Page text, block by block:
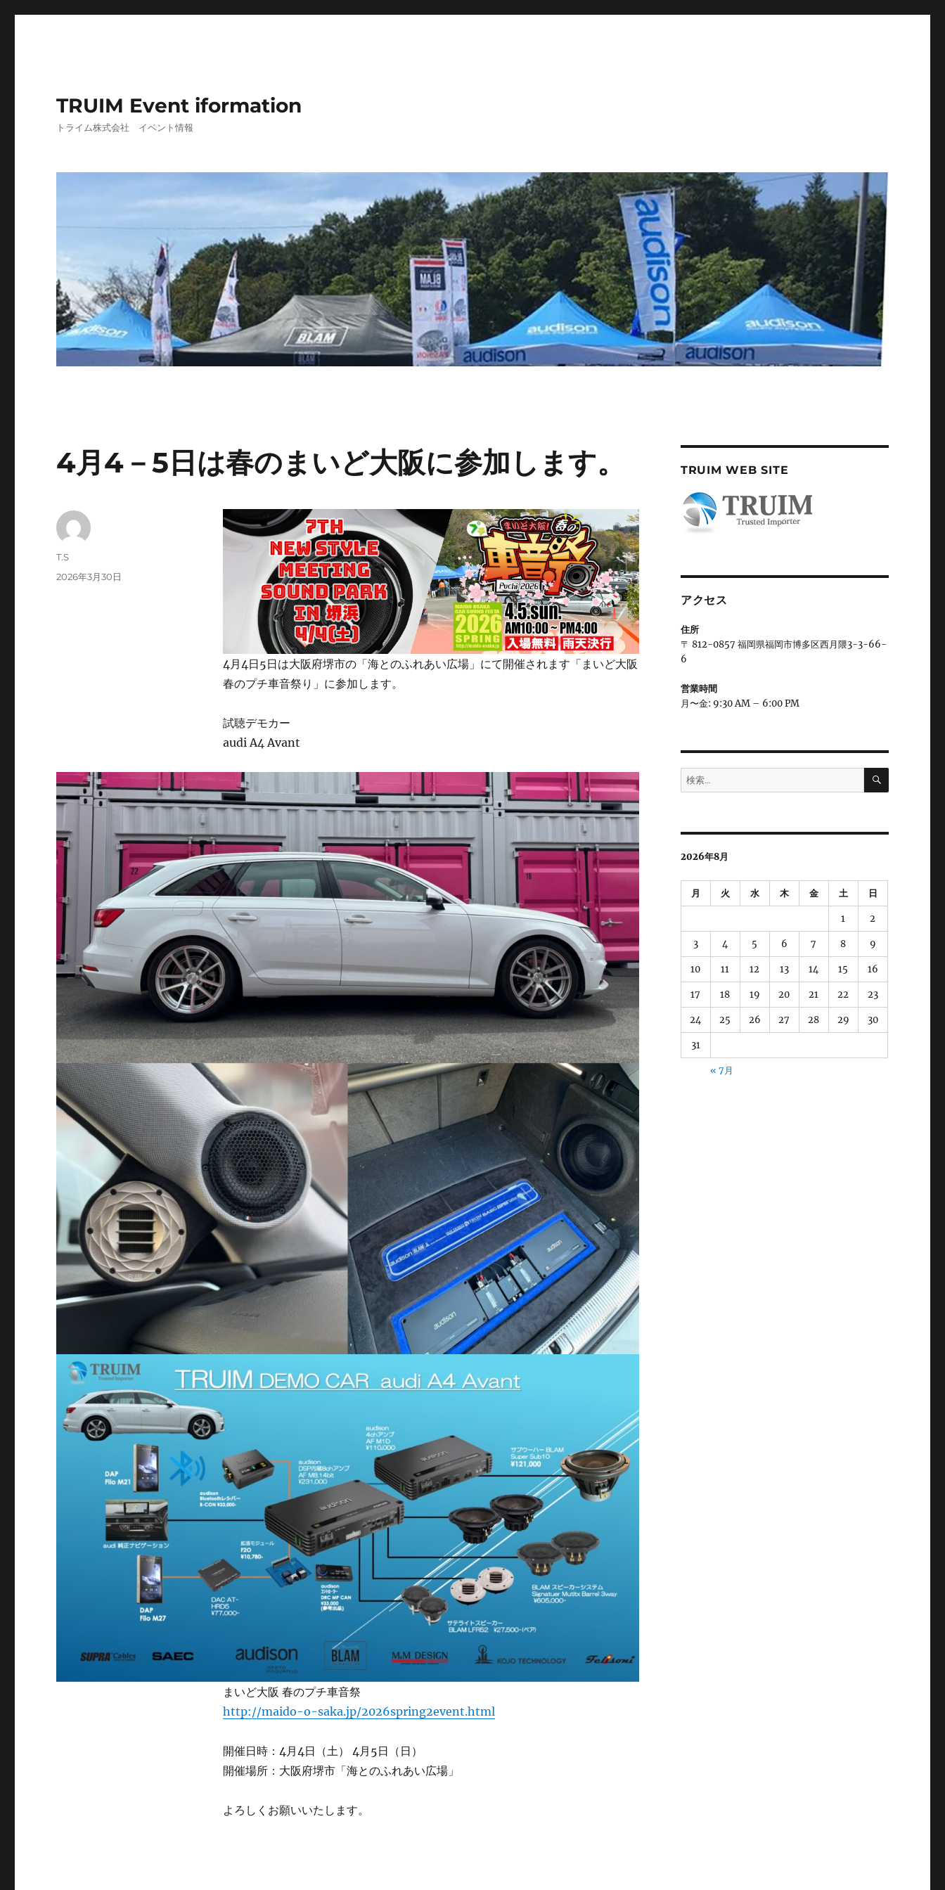
TRUIM Event iformation
トライム株式会社 イベント情報
4月4－5日は春のまいど大阪に参加します。
4月4日5日は大阪府堺市の「海とのふれあい広場」にて開催されます「まいど大阪
春のプチ車音祭り」に参加します。
試聴デモカー
audi A4 Avant
まいど大阪 春のプチ車音祭
http://maido-o-saka.jp/2026spring2event.html
開催日時：4月4日（土） 4月5日（日）
開催場所：大阪府堺市「海とのふれあい広場」
よろしくお願いいたします。
投
T.S
投
2026年3月30日
TRUIM WEB SITE
アクセス
住所
〒 812-0857 福岡県福岡市博多区西月隈3-3-66-
6
営業時間
月〜金: 9:30 AM – 6:00 PM
検
索:
検
2026年8月
月 火 水 木 金 土 日
1 2
3 4 5 6 7 8 9
10 11 12 13 14 15 16
17 18 19 20 21 22 23
24 25 26 27 28 29 30
31
« 7月